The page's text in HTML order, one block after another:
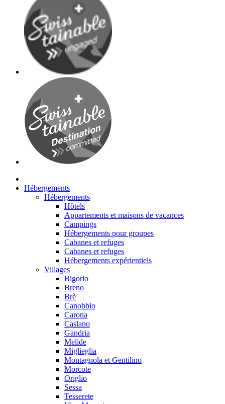
Hébergements
Hébergements
Hôtels
Appartements et maisons de vacances
Campings
Hébergements pour groupes
Cabanes et refuges
Cabanes et refuges
Hébergements expérientiels
Villages
Bigorio
Breno
Brè
Canobbio
Carona
Caslano
Gandria
Melide
Miglieglia
Montagnola et Gentilino
Morcote
Origlio
Sessa
Tesserete